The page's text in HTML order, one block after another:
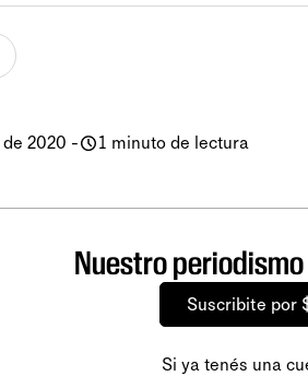
2020 - 1 minuto de lectura
Nuestro
Suscribite por
Si ya tenés una